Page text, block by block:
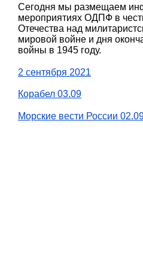
Сегодня мы размещаем
мероприятиях ОДПФ в
Отечества над
мировой войне и дня
войны в 1945 году.
2 сентября 2021
Корабел 03.09
Морские вести России